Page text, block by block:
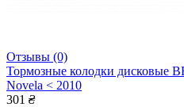
Отзывы (0)
Тормозные колодки дисковые
Novela < 2010
301 ₴